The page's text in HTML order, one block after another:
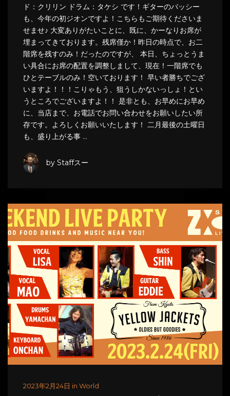
ド：クリリン ドラム：タケシ です！ギターのバッシー
も、今年の初ジオンですよ！こちらもご期待くださいま
せませ♪ 大変ありがたいことに、既に、かーなりお席が
埋まってきております。残席僅か！昨日の時点で、お二
階席を残すのみ！だったのですが、 本日、ちょっとうま
い具合にお席の配置を調整しまして、現在！一階席でも
ひとテーブルのみ！空いております！ 早い者勝ちでござ
いますよ！！！こりゃもう、狙うしかないっしょ！とい
うところでございますよ！！ 是非とも、お早めにお早め
に、当店まで、お電話でお問い合わせをお願いしたい所
存です。よろしくお願いいたします！ 二月最後の土曜日
も、盛り上がる事 …
by Staffスー
2023年2月24日 in World